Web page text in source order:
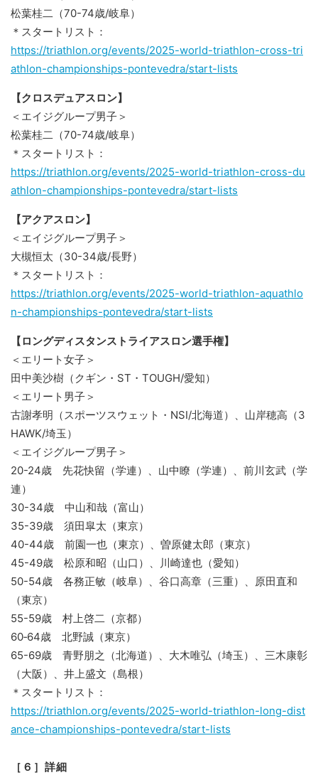
松葉桂二（70-74歳/岐阜）
＊スタートリスト：
https://triathlon.org/events/2025-world-triathlon-cross-tri
athlon-championships-pontevedra/start-lists
【クロスデュアスロン】
＜エイジグループ男子＞
松葉桂二（70-74歳/岐阜）
＊スタートリスト：
https://triathlon.org/events/2025-world-triathlon-cross-du
athlon-championships-pontevedra/start-lists
【アクアスロン】
＜エイジグループ男子＞
大槻恒太（30-34歳/長野）
＊スタートリスト：
https://triathlon.org/events/2025-world-triathlon-aquathlo
n-championships-pontevedra/start-lists
【ロングディスタンストライアスロン選手権】
＜エリート女子＞
田中美沙樹（クギン・ST・TOUGH/愛知）
＜エリート男子＞
古謝孝明（スポーツスウェット・NSI/北海道）、山岸穂高（3
HAWK/埼玉）
＜エイジグループ男子＞
20-24歳 先花快留（学連）、山中瞭（学連）、前川玄武（学
連）
30-34歳 中山和哉（富山）
35-39歳 須田皐太（東京）
40-44歳 前園一也（東京）、曽原健太郎（東京）
45-49歳 松原和昭（山口）、川崎達也（愛知）
50-54歳 各務正敏（岐阜）、谷口高章（三重）、原田直和
（東京）
55-59歳 村上啓二（京都）
60‐64歳 北野誠（東京）
65-69歳 青野朋之（北海道）、大木唯弘（埼玉）、三木康彰
（大阪）、井上盛文（島根）
＊スタートリスト：
https://triathlon.org/events/2025-world-triathlon-long-dist
ance-championships-pontevedra/start-lists
［６］詳細